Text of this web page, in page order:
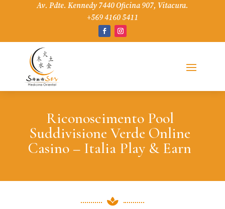
Av. Pdte. Kennedy 7440 Oficina 907, Vitacura.
+569 4160 5411
Riconoscimento Pool
Suddivisione Verde Online
Casino – Italia Play & Earn
